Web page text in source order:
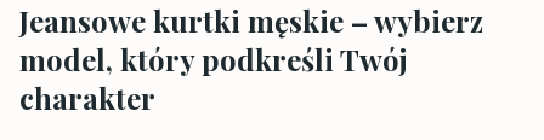
Jeansowe kurtki męskie – wybierz
model, który podkreśli Twój
charakter